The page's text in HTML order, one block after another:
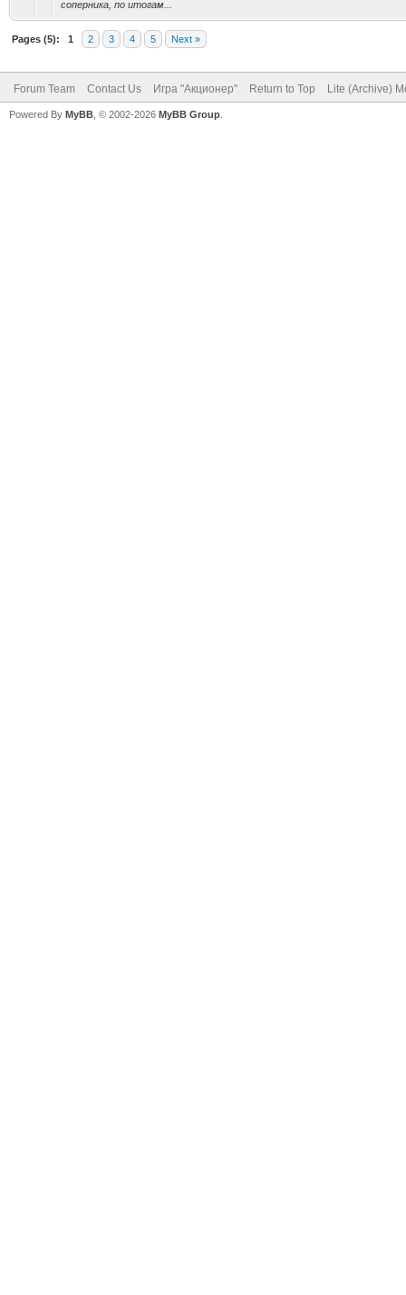
соперника, по итогам...
Pages (5): 1 2 3 4 5 Next »
Forum Team Contact Us Игра "Акционер" Return to Top Lite (Archive)
Powered By MyBB , © 2002-2026 MyBB Group